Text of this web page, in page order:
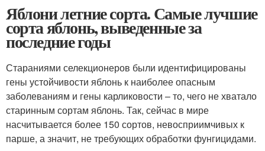
Яблони летние сорта. Самые лучшие
сорта яблонь, выведенные за
последние годы
Стараниями селекционеров были идентифицированы
гены устойчивости яблонь к наиболее опасным
заболеваниям и гены карликовости – то, чего не хватало
старинным сортам яблонь. Так, сейчас в мире
насчитывается более 150 сортов, невосприимчивых к
парше, а значит, не требующих обработки фунгицидами.